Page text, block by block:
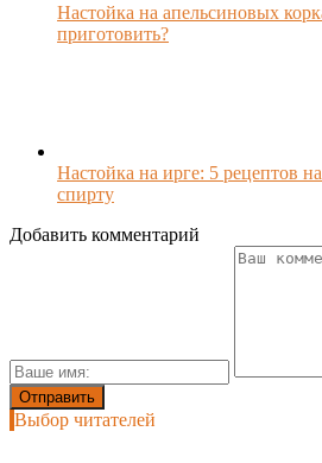
Настойка на апельсиновых
приготовить?
Настойка на ирге: 5 рецептов
спирту
Добавить комментарий
Выбор читателей